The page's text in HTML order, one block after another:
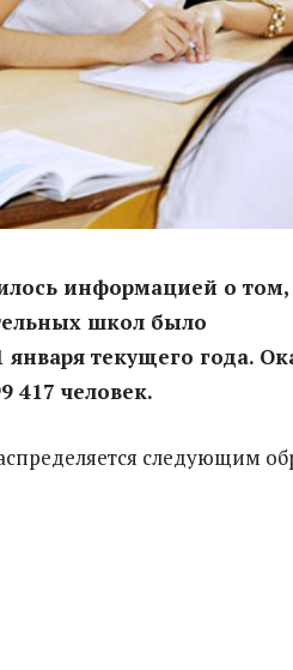
информацией о том,
школ было
текущего года.
417 человек.
следующим